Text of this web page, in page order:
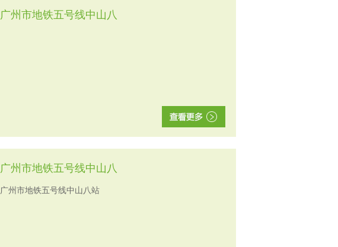
广州市地铁五号线中山八
广州市地铁五号线中山八
广州市地铁五号线中山八站